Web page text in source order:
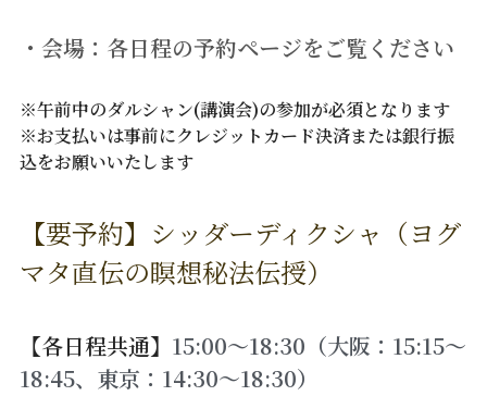
・会場：各日程の予約ページをご覧ください
※午前中のダルシャン(講演会)の参加が必須となります
※お支払いは事前にクレジットカード決済または銀行振
込をお願いいたします
【要予約】シッダーディクシャ（ヨグ
マタ直伝の瞑想秘法伝授）
【各日程共通】 15:00〜18:30 （大阪：15:15～
18:45、東京：14:30～18:30）